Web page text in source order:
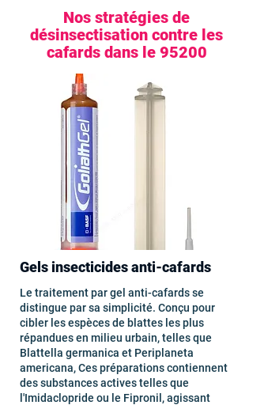
Nos stratégies de
désinsectisation contre les
cafards dans le 95200
Gels insecticides anti-cafards
Le traitement par gel anti-cafards se
distingue par sa simplicité. Conçu pour
cibler les espèces de blattes les plus
répandues en milieu urbain, telles que
Blattella germanica et Periplaneta
americana, Ces préparations contiennent
des substances actives telles que
l'Imidaclopride ou le Fipronil, agissant